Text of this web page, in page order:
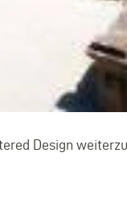
Design